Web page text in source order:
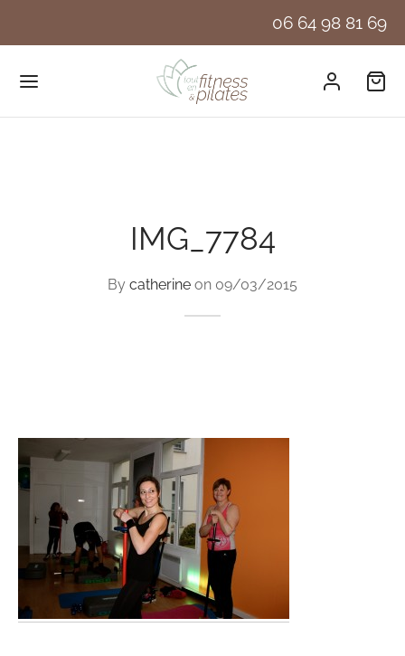
06 64 98 81 69
IMG_7784
By catherine on 09/03/2015